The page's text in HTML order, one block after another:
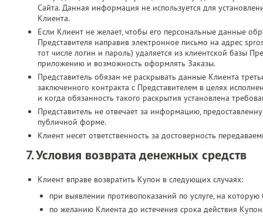
Сайта. Данная информация не используется для
Клиента.
Если Клиент не желает, чтобы его персональные данные
Представителя направив электронное письмо на адрес
тот числе логин и пароль) удаляется из клиентской базы
приложению и возможность оформлять Заказы.
Представитель обязан не раскрывать данные Клиента
заключенного контракта с Представителем в целях
и когда обязанность такого раскрытия установлена
Представитель не отвечает за информацию,
публичной форме.
Клиент несет ответственность за достоверность
7. Условия возврата денежных средств
Клиент вправе возвратить Купон в следующих случаях:
при выявлении противопоказаний по услуге, на
по желанию Клиента до истечения срока действия